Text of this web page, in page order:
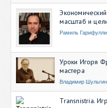
масштаб и
Рамиль
Уроки Игоря
мастера
Владимир Шульгин
Transnistria.